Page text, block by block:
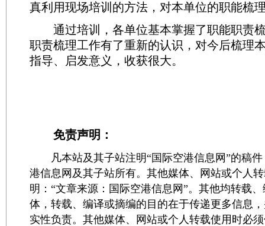
真利用现场培训的方法，对本单位的职能梳
通过培训，各单位基本掌握了职能职责
职责梳理工作有了重新的认识，对今后梳理
指导、启发意义，收获很大。
免责声明：
凡本站及其子站注明“国际空港信息网”的稿件
港信息网及其子站所有。其他媒体、网站或个人
明：“文章来源：国际空港信息网”。其他均转载
体，转载、编译或摘编的目的在于传递更多信息
实性负责。其他媒体、网站或个人转载使用时必